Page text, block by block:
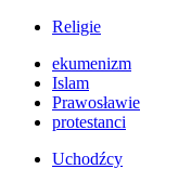
Religie
ekumenizm
Islam
Prawosławie
protestanci
Uchodźcy